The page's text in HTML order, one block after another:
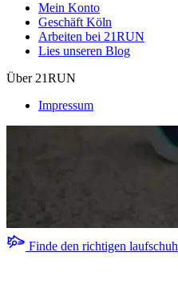
Mein Konto
Geschäft Köln
Arbeiten bei 21RUN
Lies unseren Blog
Über 21RUN
Impressum
Finde den richtigen laufschuh